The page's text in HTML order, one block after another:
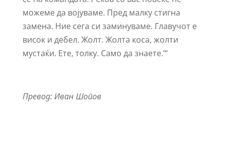
можеме да војуваме. Пред малку стигна
замена. Ние сега си заминуваме. Главучот е
висок и дебел. Жолт. Жолта коса, жолти
мустаќи. Ете, толку. Само да знаете.’“
Превод: Иван Шопов